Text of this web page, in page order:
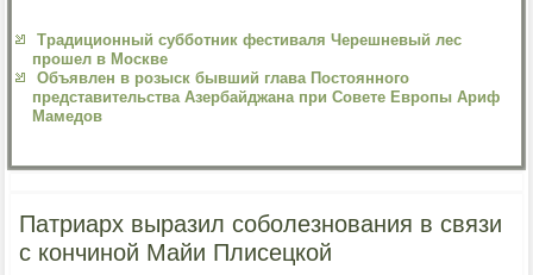
Традиционный субботник фестиваля Черешневый лес
прошел в Москве
Объявлен в розыск бывший глава Постоянного
представительства Азербайджана при Совете Европы Ариф
Мамедов
Патриарх выразил соболезнования в связи
с кончиной Майи Плисецкой